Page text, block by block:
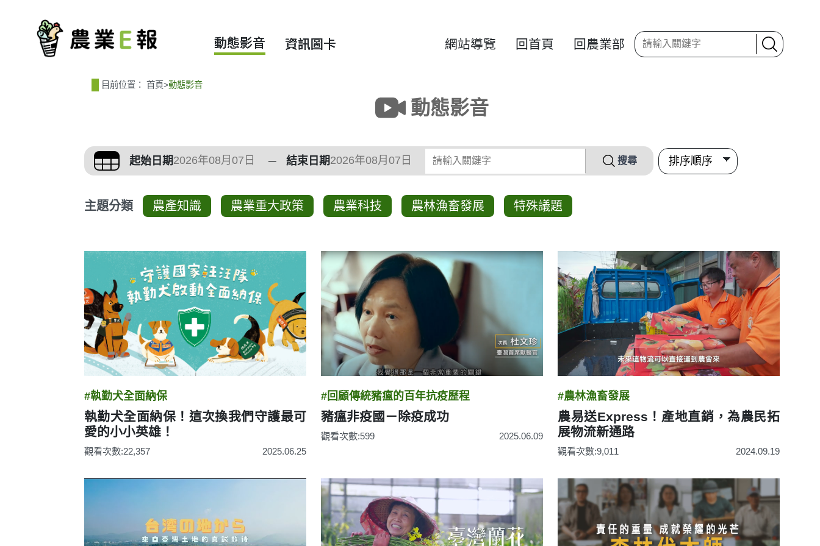
動態影音 資訊圖卡 網站導覽 回首頁 回農業部
目前位置： 首頁>動態影音
動態影音
篩選、排序與主題分類
起始日期 結束日期 請輸入關鍵字 搜尋
主題分類 農產知識 農業重大政策 農業科技 農林漁畜發展 特殊議題
影音列表
#執勤犬全面納保
執勤犬全面納保！這次換我們守護最可
愛的小小英雄！
觀看次數:22,357 2025.06.25
#回顧傳統豬瘟的百年抗疫歷程
豬瘟非疫國－除疫成功
觀看次數:599 2025.06.09
#農林漁畜發展
農易送Express！產地直銷，為農民拓
展物流新通路
觀看次數:9,011 2024.09.19